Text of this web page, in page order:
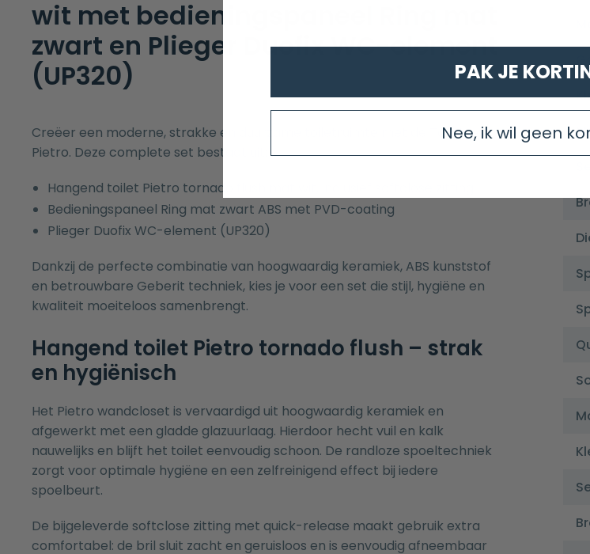
wit met bedieningspaneel Ring mat
zwart en Plieger Duofix WC-element
(UP320)
Creëer een moderne, strakke en duurzame toiletruimte met de Toiletset
Pietro. Deze complete set bestaat uit:
Hangend toilet Pietro tornado flush mat wit, inclusief softclose zitting
Bedieningspaneel Ring mat zwart ABS met PVD-coating
Plieger Duofix WC-element (UP320)
Dankzij de perfecte combinatie van hoogwaardig keramiek, ABS kunststof
en betrouwbare Geberit techniek, kies je voor een set die stijl, hygiëne en
kwaliteit moeiteloos samenbrengt.
Hangend toilet Pietro tornado flush – strak
en hygiënisch
Het Pietro wandcloset is vervaardigd uit hoogwaardig keramiek en
afgewerkt met een gladde glazuurlaag. Hierdoor hecht vuil en kalk
nauwelijks en blijft het toilet eenvoudig schoon. De randloze spoeltechniek
zorgt voor optimale hygiëne en een zelfreinigend effect bij iedere
spoelbeurt.
De bijgeleverde softclose zitting met quick-release maakt gebruik extra
comfortabel: de bril sluit zacht en geruisloos en is eenvoudig afneembaar
PAK JE
Nee, ik wil geen